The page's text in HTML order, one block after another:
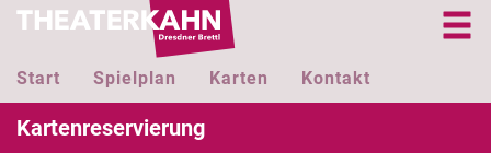
Start Spielplan Karten Kontakt
Kartenreservierung